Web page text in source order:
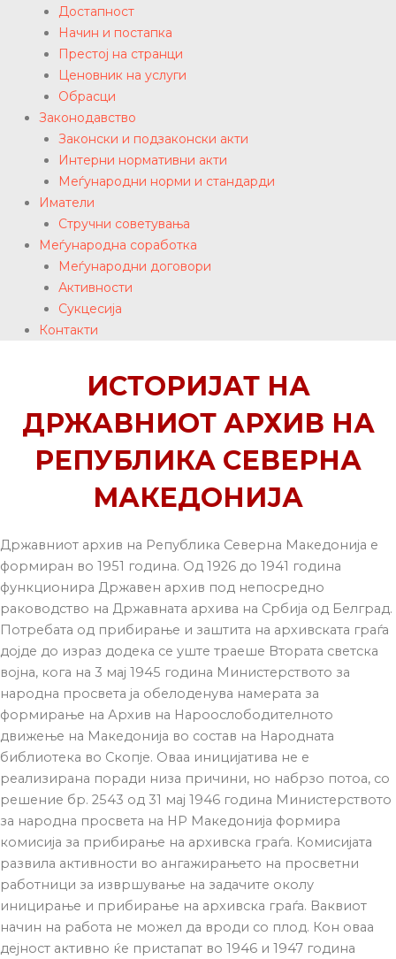
Достапност
Начин и постапка
Престој на странци
Ценовник на услуги
Обрасци
Законодавство
Законски и подзаконски акти
Интерни нормативни акти
Меѓународни норми и стандарди
Иматели
Стручни советувања
Меѓународна соработка
Меѓународни договори
Активности
Сукцесија
Контакти
ИСТОРИЈАТ НА
ДРЖАВНИОТ АРХИВ НА
РЕПУБЛИКА СЕВЕРНА
МАКЕДОНИЈА
Државниот архив на Република Северна Македонија е
формиран во 1951 година. Од 1926 до 1941 година
функционира Државен архив под непосредно
раководство на Државната архива на Србија од Белград.
Потребата од прибирање и заштита на архивската граѓа
дојде до израз додека се уште траеше Втората светска
војна, кога на 3 мај 1945 година Министерството за
народна просвета ја обелоденува намерата за
формирање на Архив на Нароослободителното
движење на Македонија во состав на Народната
библиотека во Скопје. Оваа иницијатива не е
реализирана поради низа причини, но набрзо потоа, со
решение бр. 2543 од 31 мај 1946 година Министерството
за народна просвета на НР Македонија формира
комисија за прибирање на архивска граѓа. Комисијата
развила активности во ангажирањето на просветни
работници за извршување на задачите околу
иницирање и прибирање на архивска граѓа. Ваквиот
начин на работа не можел да вроди со плод. Кон оваа
дејност активно ќе пристапат во 1946 и 1947 година